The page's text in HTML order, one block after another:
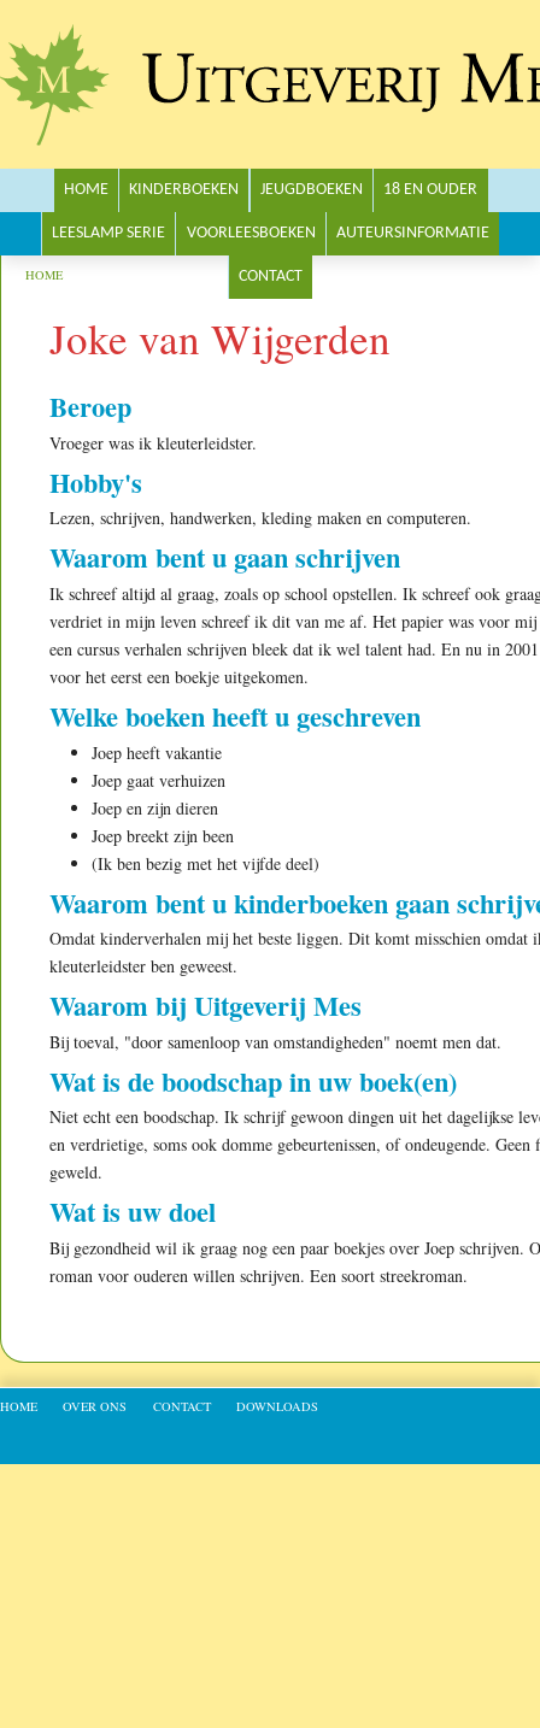
You are here
HOME
Joke van Wijgerden
Beroep
Vroeger was ik kleuterleidster.
Hobby's
Lezen, schrijven, handwerken, kleding maken en computeren.
Waarom bent u gaan schrijven
Ik schreef altijd al graag, zoals op school opstellen. Ik schreef ook
verdriet in mijn leven schreef ik dit van me af. Het papier was voor
een cursus verhalen schrijven bleek dat ik wel talent had. En nu in
voor het eerst een boekje uitgekomen.
Welke boeken heeft u geschreven
Joep heeft vakantie
Joep gaat verhuizen
Joep en zijn dieren
Joep breekt zijn been
(Ik ben bezig met het vijfde deel)
Waarom bent u kinderboeken gaan
Omdat kinderverhalen mij het beste liggen. Dit komt misschien omdat
kleuterleidster ben geweest.
Waarom bij Uitgeverij Mes
Bij toeval, "door samenloop van omstandigheden" noemt men dat.
Wat is de boodschap in uw boek(en)
Niet echt een boodschap. Ik schrijf gewoon dingen uit het dagelijkse
en verdrietige, soms ook domme gebeurtenissen, of ondeugende.
geweld.
Wat is uw doel
Bij gezondheid wil ik graag nog een paar boekjes over Joep schrijven.
roman voor ouderen willen schrijven. Een soort streekroman.
Main menu
HOME KINDERBOEKEN JEUGDBOEKEN 18 EN OUDER
LEESLAMP SERIE VOORLEESBOEKEN AUTEURSINFORMATIE
CONTACT
Footer menu
HOME OVER ONS CONTACT DOWNLOADS